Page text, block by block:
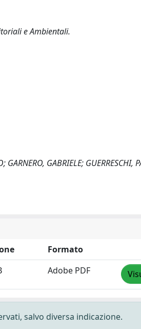
e Ambientali.
GABRIELE; GUERRESCHI,
Formato
Adobe PDF
salvo diversa indicazione.